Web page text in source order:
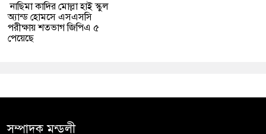
নাছিমা কাদির মোল্লা হাই স্কুল
অ্যান্ড হোমসে এসএসসি
পরীক্ষায় শতভাগ জিপিএ ৫
পেয়েছে
সম্পাদক মন্ডলী